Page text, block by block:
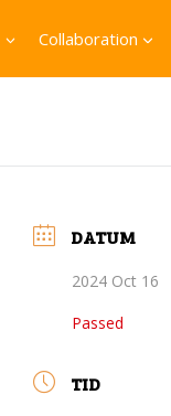
Collaboration
DATUM
2024 Oct 16
Passed
TID